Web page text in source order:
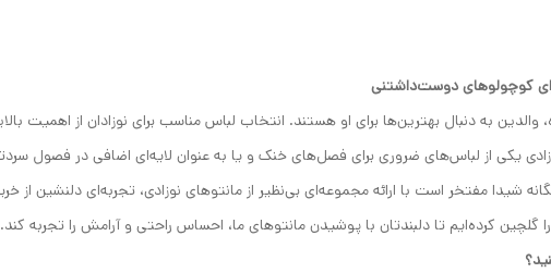
کوچولوهای دوست‌داشتنی
والدین به دنبال بهترین‌ها برای او هستند. انتخاب لباس مناسب برای نوزادان از اهمیت
یکی از لباس‌های ضروری برای فصل‌های خنک و یا به عنوان لایه‌ای اضافی در فصول
شیدا مفتخر است با ارائه مجموعه‌ای بی‌نظیر از مانتوهای نوزادی، تجربه‌ای دلنشین از
گلچین کرده‌ایم تا دلبندتان با پوشیدن مانتوهای ما، احساس راحتی و آرامش را تجربه کند.